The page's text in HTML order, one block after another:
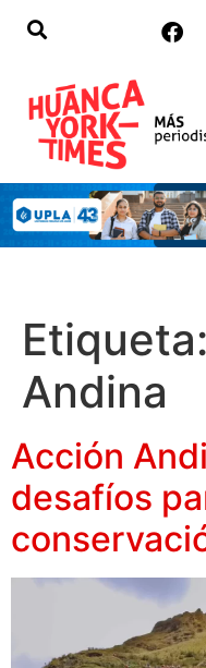
Etiqueta:
Andina
Acción
desafíos